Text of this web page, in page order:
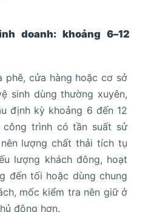
doanh: khoảng 6–12
phê, cửa hàng hoặc cơ sở
sinh dùng thường xuyên,
định kỳ khoảng 6 đến 12
trình có tần suất sử
lượng chất thải tích tụ
lượng khách đông, hoạt
đến tối hoặc dùng chung
mốc kiểm tra nên giữ ở
động hơn.